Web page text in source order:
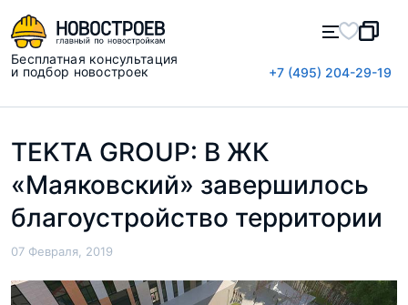
Бесплатная консультация
и подбор новостроек
+7 (495) 204-29-19
TEKTA GROUP: В ЖК
«Маяковский» завершилось
благоустройство территории
07 Февраля, 2019